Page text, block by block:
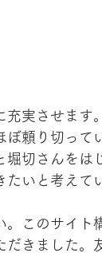
充実させます
ぼ頼り切って
堀切さんをは
いと考えて
。このサイト
だきました。